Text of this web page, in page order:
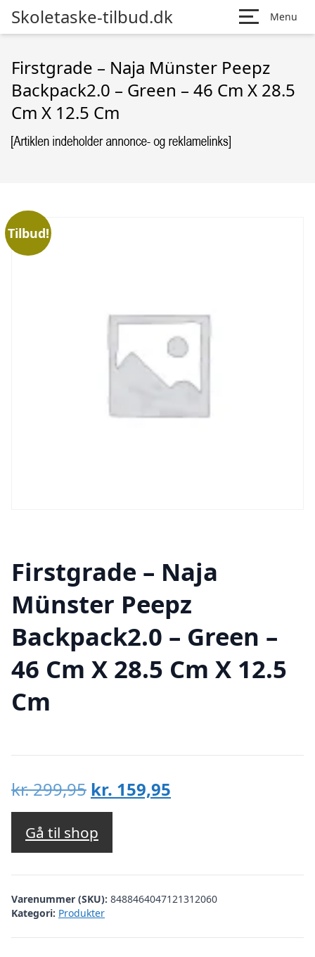
Skoletaske-tilbud.dk Menu
Firstgrade – Naja Münster Peepz
Backpack2.0 – Green – 46 Cm X 28.5
Cm X 12.5 Cm
Tilbud!
Firstgrade – Naja
Münster Peepz
Backpack2.0 – Green –
46 Cm X 28.5 Cm X 12.5
Cm
kr.299,95 Den
oprindelige
pris
var:
kr. 299,95.
kr. 159,95
kr. 159,95.
Gå til shop
Varenummer (SKU): 8488464047121312060
Kategori: Produkter